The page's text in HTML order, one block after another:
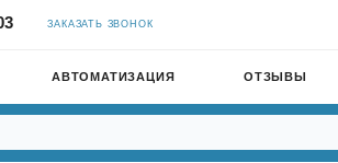
ЗАКАЗАТЬ ЗВОНОК
АВТОМАТИЗАЦИЯ ОТЗЫВЫ